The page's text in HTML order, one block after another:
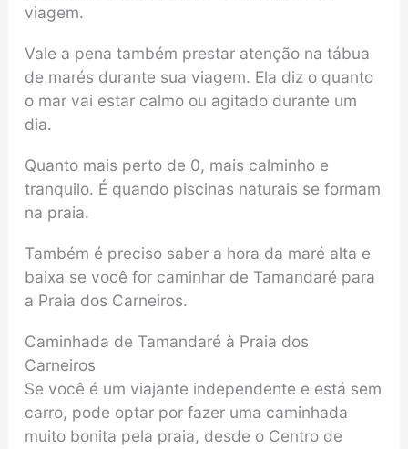
viagem.
Vale a pena também prestar atenção na tábua
de marés durante sua viagem. Ela diz o quanto
o mar vai estar calmo ou agitado durante um
dia.
Quanto mais perto de 0, mais calminho e
tranquilo. É quando piscinas naturais se formam
na praia.
Também é preciso saber a hora da maré alta e
baixa se você for caminhar de Tamandaré para
a Praia dos Carneiros.
Caminhada de Tamandaré à Praia dos
Carneiros
Se você é um viajante independente e está sem
carro, pode optar por fazer uma caminhada
muito bonita pela praia, desde o Centro de